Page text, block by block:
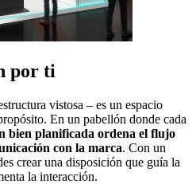
por ti
vistosa – es un espacio
En un pabellón donde cada
bien planificada ordena el flujo
con la marca. Con un
crear una disposición que guía la
la interacción.